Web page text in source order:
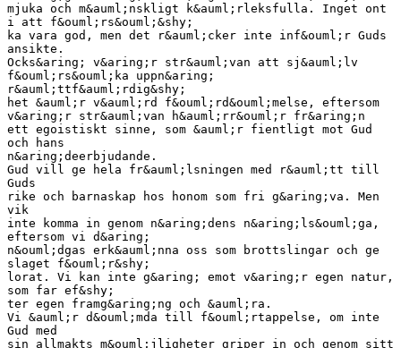
mjuka och m&auml;nskligt k&auml;rleksfulla. Inget ont
i att f&ouml;rs&ouml;&shy;
ka vara god, men det r&auml;cker inte inf&ouml;r Guds
ansikte.
Ocks&aring; v&aring;r str&auml;van att sj&auml;lv
f&ouml;rs&ouml;ka uppn&aring;
r&auml;ttf&auml;rdig&shy;
het &auml;r v&auml;rd f&ouml;rd&ouml;melse, eftersom
v&aring;r str&auml;van h&auml;rr&ouml;r fr&aring;n
ett egoistiskt sinne, som &auml;r fientligt mot Gud
och hans
n&aring;deerbjudande.
Gud vill ge hela fr&auml;lsningen med r&auml;tt till
Guds
rike och barnaskap hos honom som fri g&aring;va. Men
vik
inte komma in genom n&aring;dens n&aring;ls&ouml;ga,
eftersom vi d&aring;
n&ouml;dgas erk&auml;nna oss som brottslingar och ge
slaget f&ouml;r&shy;
lorat. Vi kan inte g&aring; emot v&aring;r egen natur,
som far ef&shy;
ter egen framg&aring;ng och &auml;ra.
Vi &auml;r d&ouml;mda till f&ouml;rtappelse, om inte
Gud med
sin allmakts m&ouml;jligheter griper in och genom sitt